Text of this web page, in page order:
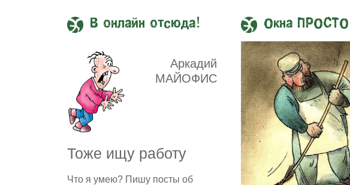
В онлайн отсюда!
Аркадий
МАЙОФИС
Тоже ищу работу
Что я умею? Пишу посты об
Окна ПРОСТО